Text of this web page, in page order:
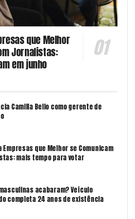
que Melhor
Jornalistas:
em junho
Camilla Bello como gerente de
Empresas que Melhor se Comunicam
mais tempo para votar
acabaram? Veículo
completa 24 anos de existência